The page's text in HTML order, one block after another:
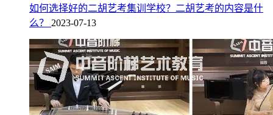
如何选择好的二胡艺考集训学校？二胡艺考的内容是什
么？ 2023-07-13